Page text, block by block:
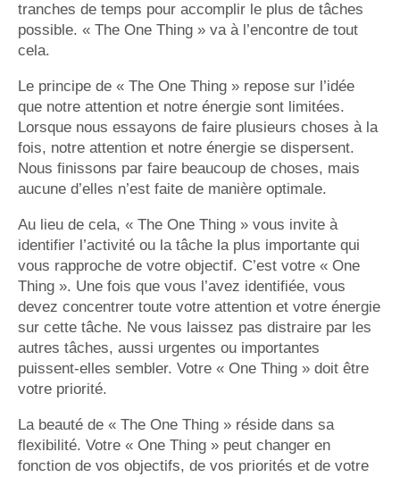
tranches de temps pour accomplir le plus de tâches
possible. « The One Thing » va à l’encontre de tout
cela.
Le principe de « The One Thing » repose sur l’idée
que notre attention et notre énergie sont limitées.
Lorsque nous essayons de faire plusieurs choses à la
fois, notre attention et notre énergie se dispersent.
Nous finissons par faire beaucoup de choses, mais
aucune d’elles n’est faite de manière optimale.
Au lieu de cela, « The One Thing » vous invite à
identifier l’activité ou la tâche la plus importante qui
vous rapproche de votre objectif. C’est votre « One
Thing ». Une fois que vous l’avez identifiée, vous
devez concentrer toute votre attention et votre énergie
sur cette tâche. Ne vous laissez pas distraire par les
autres tâches, aussi urgentes ou importantes
puissent-elles sembler. Votre « One Thing » doit être
votre priorité.
La beauté de « The One Thing » réside dans sa
flexibilité. Votre « One Thing » peut changer en
fonction de vos objectifs, de vos priorités et de votre